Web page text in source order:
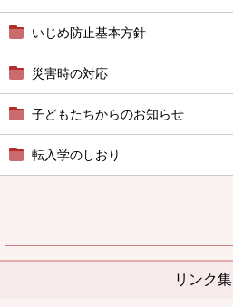
いじめ防止基本方針
災害時の対応
子どもたちからのお知らせ
転入学のしおり
リンク集